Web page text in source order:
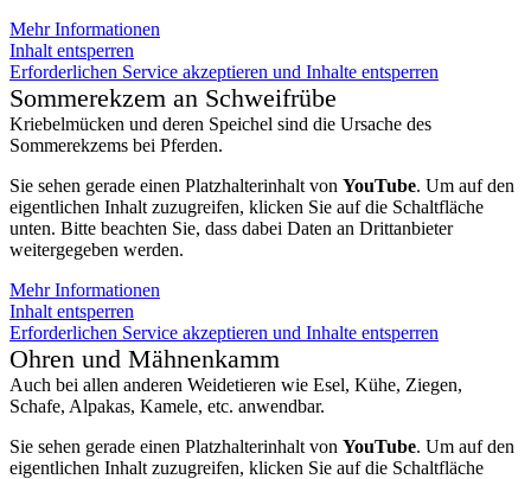
Mehr Informationen
Inhalt entsperren
Erforderlichen Service akzeptieren und Inhalte entsperren
Sommerekzem an Schweifrübe
Kriebelmücken und deren Speichel sind die Ursache des
Sommerekzems bei Pferden.
Sie sehen gerade einen Platzhalterinhalt von YouTube. Um auf den
eigentlichen Inhalt zuzugreifen, klicken Sie auf die Schaltfläche
unten. Bitte beachten Sie, dass dabei Daten an Drittanbieter
weitergegeben werden.
Mehr Informationen
Inhalt entsperren
Erforderlichen Service akzeptieren und Inhalte entsperren
Ohren und Mähnenkamm
Auch bei allen anderen Weidetieren wie Esel, Kühe, Ziegen,
Schafe, Alpakas, Kamele, etc. anwendbar.
Sie sehen gerade einen Platzhalterinhalt von YouTube. Um auf den
eigentlichen Inhalt zuzugreifen, klicken Sie auf die Schaltfläche